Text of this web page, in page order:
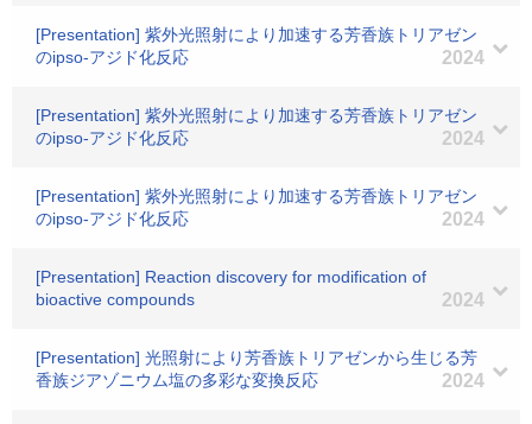
[Presentation] 紫外光照射により加速する芳香族トリアゼン
のipso-アジド化反応
2024
[Presentation] 紫外光照射により加速する芳香族トリアゼン
のipso-アジド化反応
2024
[Presentation] 紫外光照射により加速する芳香族トリアゼン
のipso-アジド化反応
2024
[Presentation] Reaction discovery for modification of
bioactive compounds
2024
[Presentation] 光照射により芳香族トリアゼンから生じる芳
香族ジアゾニウム塩の多彩な変換反応
2024